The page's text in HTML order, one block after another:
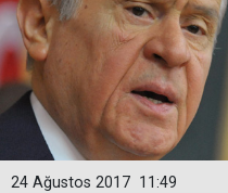
11:49
24 Ağustos 2017